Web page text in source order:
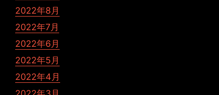
2022年8月
2022年7月
2022年6月
2022年5月
2022年4月